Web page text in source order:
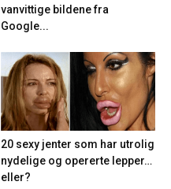
vanvittige bildene fra
Google...
20 sexy jenter som har utrolig
nydelige og opererte lepper…
eller?